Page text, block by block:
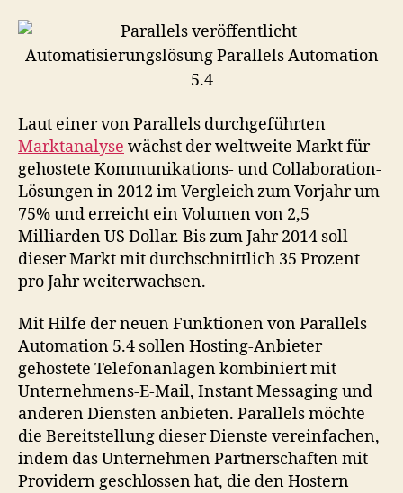
Laut einer von Parallels durchgeführten
Marktanalyse wächst der weltweite Markt für
gehostete Kommunikations- und Collaboration-
Lösungen in 2012 im Vergleich zum Vorjahr um
75% und erreicht ein Volumen von 2,5
Milliarden US Dollar. Bis zum Jahr 2014 soll
dieser Markt mit durchschnittlich 35 Prozent
pro Jahr weiterwachsen.
Mit Hilfe der neuen Funktionen von Parallels
Automation 5.4 sollen Hosting-Anbieter
gehostete Telefonanlagen kombiniert mit
Unternehmens-E-Mail, Instant Messaging und
anderen Diensten anbieten. Parallels möchte
die Bereitstellung dieser Dienste vereinfachen,
indem das Unternehmen Partnerschaften mit
Providern geschlossen hat, die den Hostern